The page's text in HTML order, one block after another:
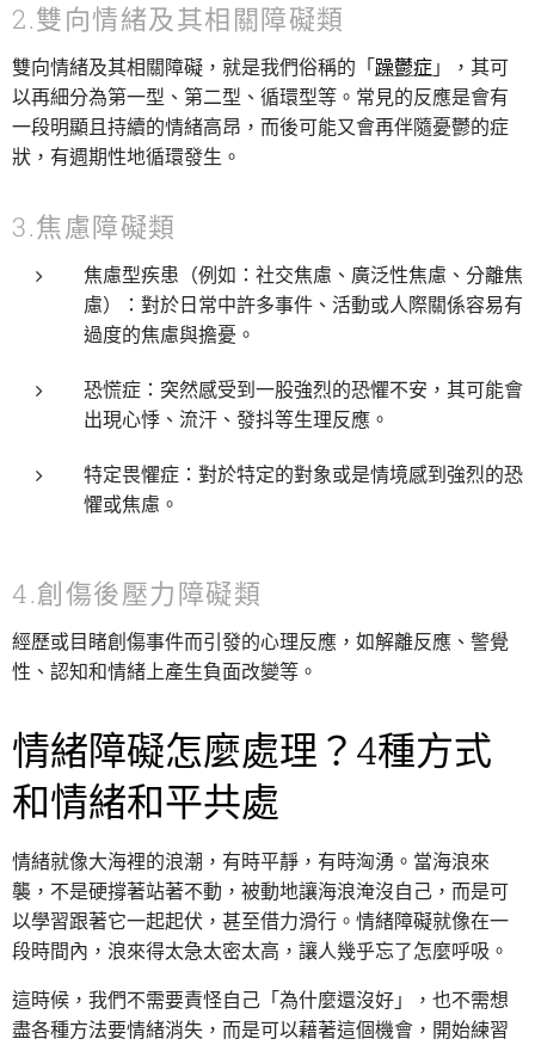
2.雙向情緒及其相關障礙類
雙向情緒及其相關障礙，就是我們俗稱的「躁鬱症」，其可
以再細分為第一型、第二型、循環型等。常見的反應是會有
一段明顯且持續的情緒高昂，而後可能又會再伴隨憂鬱的症
狀，有週期性地循環發生。
3.焦慮障礙類
焦慮型疾患（例如：社交焦慮、廣泛性焦慮、分離焦
慮）：對於日常中許多事件、活動或人際關係容易有
過度的焦慮與擔憂。
恐慌症：突然感受到一股強烈的恐懼不安，其可能會
出現心悸、流汗、發抖等生理反應。
特定畏懼症：對於特定的對象或是情境感到強烈的恐
懼或焦慮。
4.創傷後壓力障礙類
經歷或目睹創傷事件而引發的心理反應，如解離反應、警覺
性、認知和情緒上產生負面改變等。
情緒障礙怎麼處理？4種方式
和情緒和平共處
情緒就像大海裡的浪潮，有時平靜，有時洶湧。當海浪來
襲，不是硬撐著站著不動，被動地讓海浪淹沒自己，而是可
以學習跟著它一起起伏，甚至借力滑行。情緒障礙就像在一
段時間內，浪來得太急太密太高，讓人幾乎忘了怎麼呼吸。
這時候，我們不需要責怪自己「為什麼還沒好」，也不需想
盡各種方法要情緒消失，而是可以藉著這個機會，開始練習